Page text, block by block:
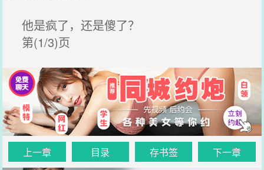
他是疯了，还是傻了？
第(1/3)页
上一章 目录 存书签 下一章